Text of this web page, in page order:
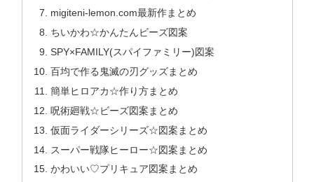
migiteni-lemon.com最新作まとめ
ちいかわ☆かんたんビーズ図案
SPY×FAMILY(スパイファミリー)図案
百均で作る鬼滅の刃グッズまとめ
簡単ヒロアカ☆作り方まとめ
呪術廻戦☆ビーズ図案まとめ
仮面ライダーシリーズ☆図案まとめ
スーパー戦隊ヒーロー☆図案まとめ
かわいい♡プリキュア図案まとめ